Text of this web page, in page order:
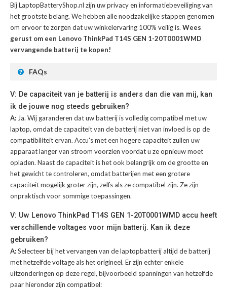
Bij LaptopBatteryShop.nl zijn uw privacy en informatiebeveiliging van
het grootste belang. We hebben alle noodzakelijke stappen genomen
om ervoor te zorgen dat uw winkelervaring 100% veilig is. Wees
gerust om een Lenovo ThinkPad T14S GEN 1-20T0001WMD
vervangende batterij te kopen!
FAQs
V: De capaciteit van je batterij is anders dan die van mij, kan
ik de jouwe nog steeds gebruiken?
A: Ja. Wij garanderen dat uw batterij is volledig compatibel met uw
laptop, omdat de capaciteit van de batterij niet van invloed is op de
compatibiliteit ervan. Accu's met een hogere capaciteit zullen uw
apparaat langer van stroom voorzien voordat u ze opnieuw moet
opladen. Naast de capaciteit is het ook belangrijk om de grootte en
het gewicht te controleren, omdat batterijen met een grotere
capaciteit mogelijk groter zijn, zelfs als ze compatibel zijn. Ze zijn
onpraktisch voor sommige toepassingen.
V: Uw Lenovo ThinkPad T14S GEN 1-20T0001WMD accu heeft
verschillende voltages voor mijn batterij. Kan ik deze
gebruiken?
A:Selecteer bij het vervangen van de laptopbatterij altijd de batterij
met hetzelfde voltage als het origineel. Er zijn echter enkele
uitzonderingen op deze regel, bijvoorbeeld spanningen van hetzelfde
paar hieronder zijn compatibel: